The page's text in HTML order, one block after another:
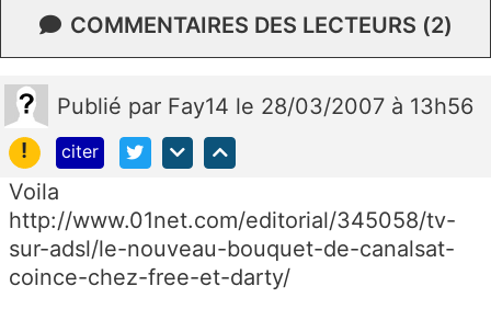
COMMENTAIRES DES LECTEURS (2)
Publié par Fay14 le 28/03/2007 à 13h56
!
citer
Voila
http://www.01net.com/editorial/345058/tv-
sur-adsl/le-nouveau-bouquet-de-canalsat-
coince-chez-free-et-darty/